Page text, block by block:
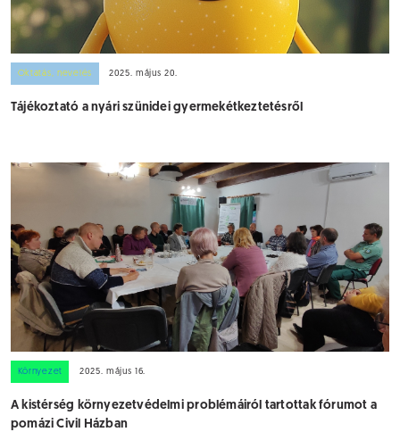
Oktatás, nevelés 2025. május 20.
Tájékoztató a nyári szünidei gyermekétkeztetésről
Környezet 2025. május 16.
A kistérség környezetvédelmi problémáiról tartottak fórumot a
pomázi Civil Házban